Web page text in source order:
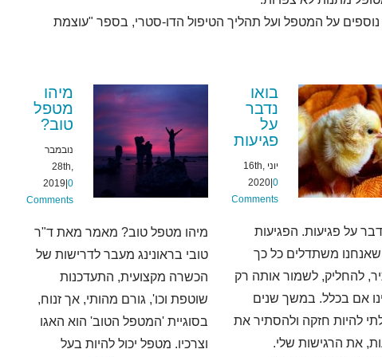
על המטפל ועל תהליך הטיפול הדו-סטרי, בספר "עוצמת
בואו
נדבר
על
פגיעות
יוני 16th,
2020|0
Comments
על פגיעות. הפגיעות
משתדלים כל כך
להחליק, לשמור אותה רק
אם בכלל. במשך שנים
להיות חזקה ולהסתיר את
את הרגישות שלי.
מיהו
מטפל
טוב?
נובמבר
28th,
2019|0
Comments
מיהו מטפל טוב? מאמר מאת ד"ר
טובי בראונינג מעבר לדרישות של
הכשרה מקצועית, התעדכנות
שוטפת וכו', גורם מהותי, אך זנוח,
בסוגיית 'המטפל הטוב' הוא האגו
וצרכיו. מטפל יכול להיות בעל